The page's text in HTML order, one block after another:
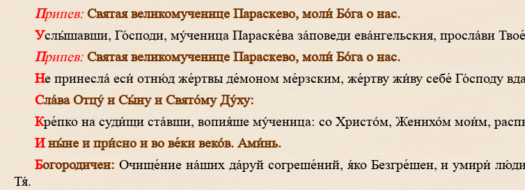
Припев: Святая великомученице Параскево, моли́ Бо́га о нас.
Услы́шавши, Го́споди, му́ченица Параске́ва за́поведи ева́нгельския, просла́ви
Припев: Святая великомученице Параскево, моли́ Бо́га о нас.
Не принесла́ еси́ отню́д же́ртвы де́моном ме́рзским, же́ртву жи́ву себе́ Го́споду
Сла́ва Отцу́ и Сы́ну и Свято́му Ду́ху:
Кре́пко на суди́щи ста́вши, вопия́ше му́ченица: со Христо́м, Женихо́м мои́м,
И ны́не и при́сно и во ве́ки веко́в. Ами́нь.
Богородичен:Очище́ние на́ших да́руй согреше́ний, я́ко Безгре́шен, и умири́
Тя́.